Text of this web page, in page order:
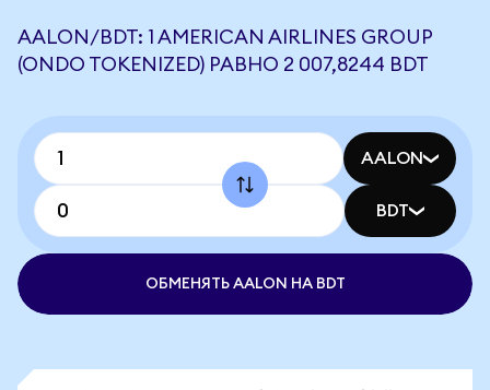
AALON/BDT: 1 AMERICAN AIRLINES GROUP
(ONDO TOKENIZED) РАВНО 2 007,8244 BDT
AALON
BDT
ОБМЕНЯТЬ AALON НА BDT